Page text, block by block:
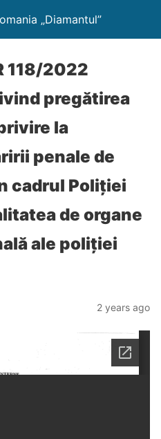
„Diamantul”
118/2022
pregătirea
la
penale de
cadrul Poliției
de organe
ale poliției
2 years ago